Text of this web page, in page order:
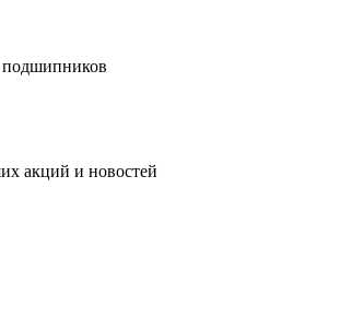
подшипников
акций и новостей